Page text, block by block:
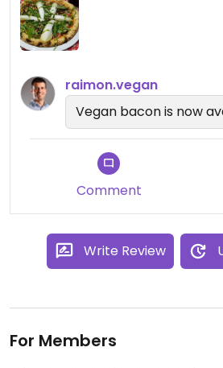
raimon.vegan
Vegan bacon is now
Comment
Write Review
For Members